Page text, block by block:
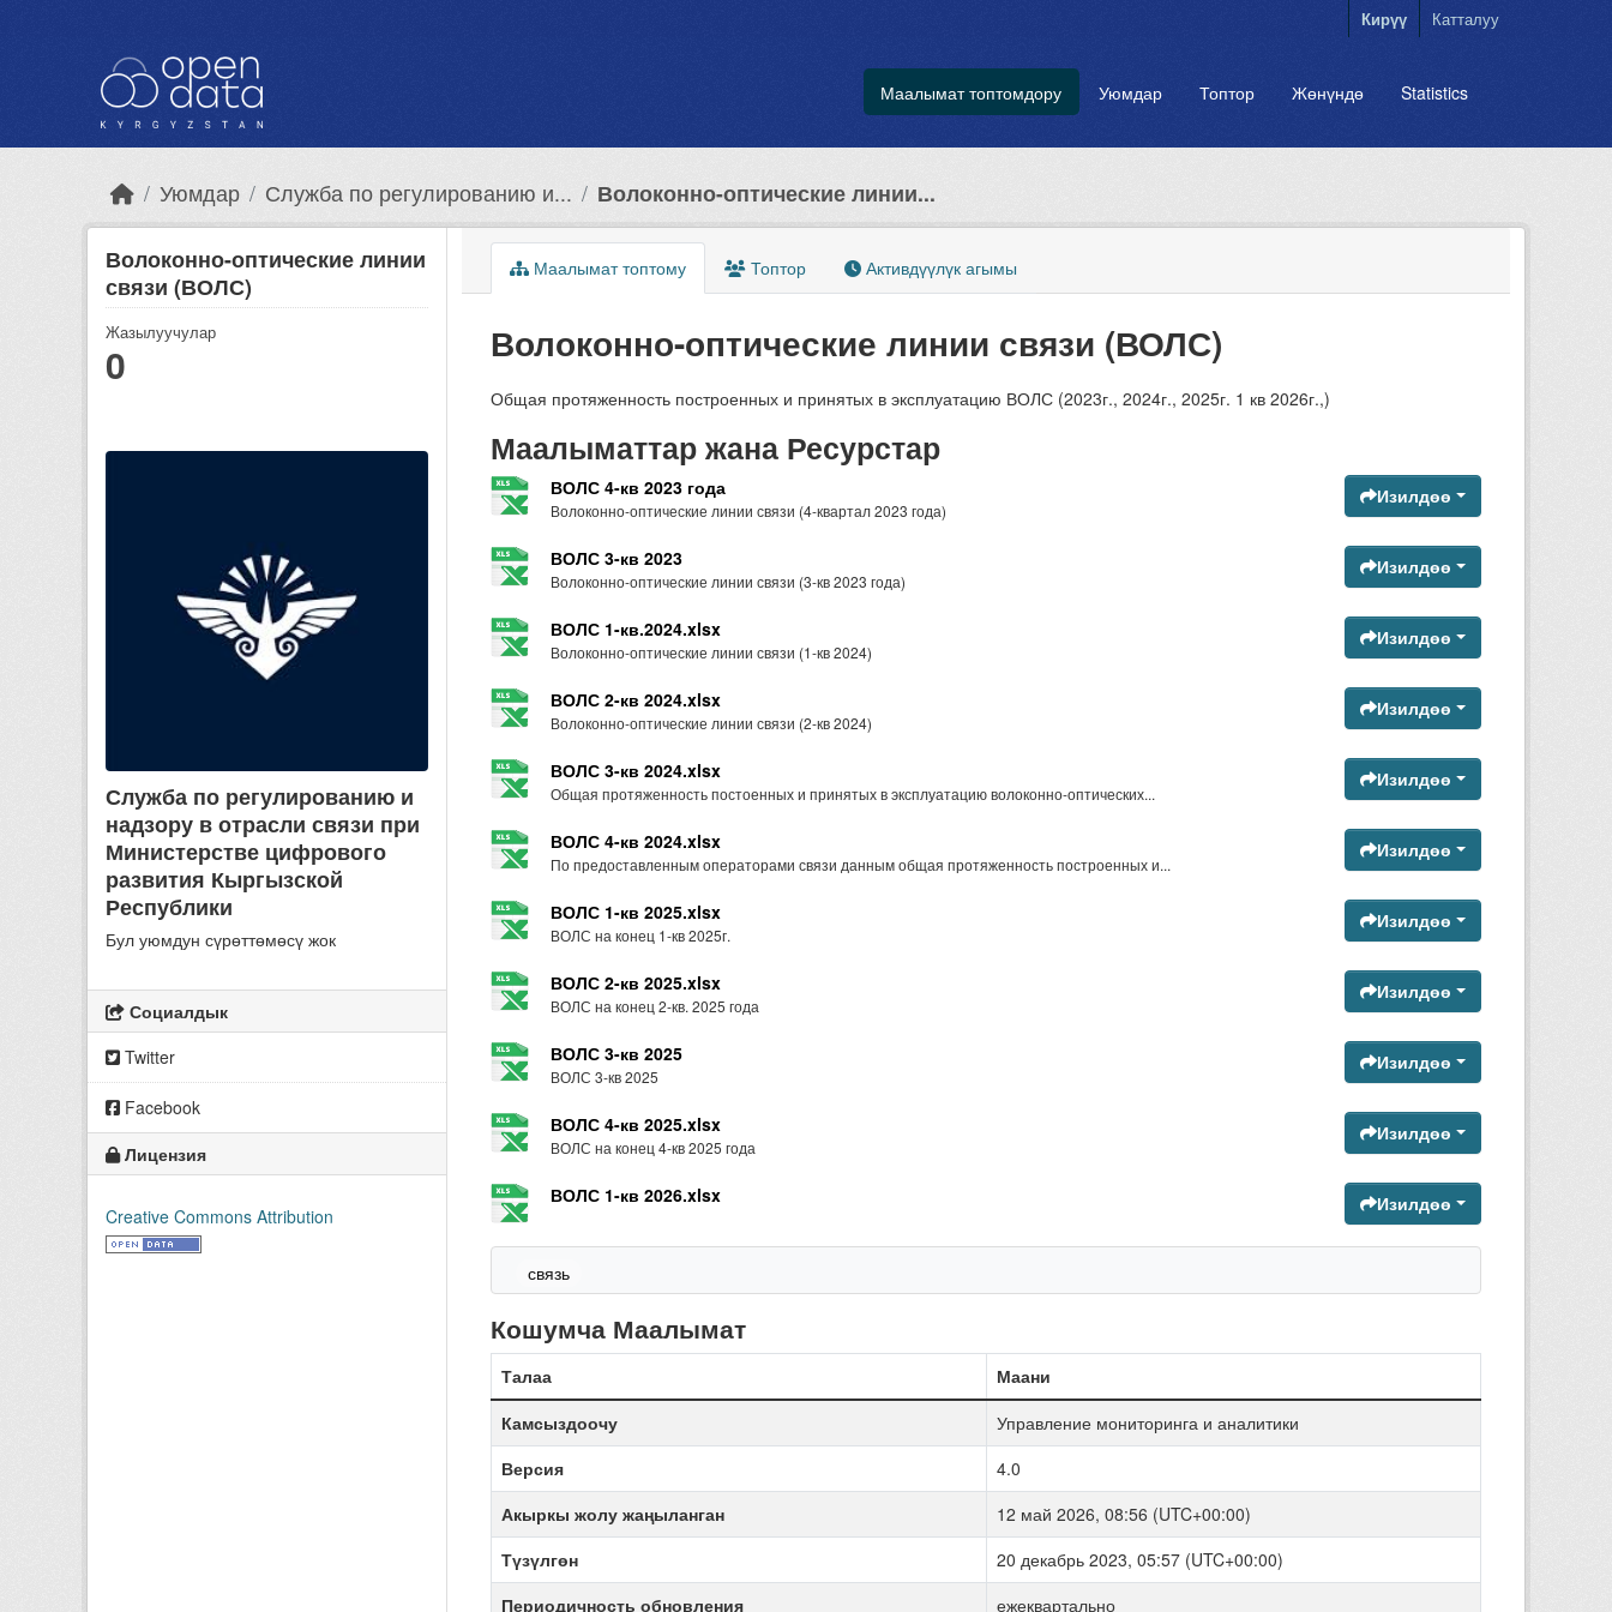
Кирүү Катталуу
Маалымат топтомдору Уюмдар Топтор Жөнүндө Statistics
Уюмдар Служба по регулированию и... Волоконно-оптические линии...
Волоконно-оптические линии
связи (ВОЛС)
Жазылуучулар
0
Служба по регулированию и
надзору в отрасли связи при
Министерстве цифрового
развития Кыргызской
Республики
Бул уюмдун сүрөттөмөсү жок
Социалдык
Twitter
Facebook
Лицензия
Creative Commons Attribution
Маалымат топтому Топтор Активдүүлүк агымы
Волоконно-оптические линии связи (ВОЛС)
Общая протяженность построенных и принятых в эксплуатацию ВОЛС (2023г., 2024г., 2025г. 1 кв 2026г.,)
Маалыматтар жана Ресурстар
ВОЛС 4-кв 2023 года
Волоконно-оптические линии связи (4-квартал 2023 года)
Изилдөө
ВОЛС 3-кв 2023
Волоконно-оптические линии связи (3-кв 2023 года)
Изилдөө
ВОЛС 1-кв.2024.xlsx
Волоконно-оптические линии связи (1-кв 2024)
Изилдөө
ВОЛС 2-кв 2024.xlsx
Волоконно-оптические линии связи (2-кв 2024)
Изилдөө
ВОЛС 3-кв 2024.xlsx
Общая протяженность постоенных и принятых в эксплуатацию волоконно-оптических...
Изилдөө
ВОЛС 4-кв 2024.xlsx
По предоставленным операторами связи данным общая протяженность построенных и...
Изилдөө
ВОЛС 1-кв 2025.xlsx
ВОЛС на конец 1-кв 2025г.
Изилдөө
ВОЛС 2-кв 2025.xlsx
ВОЛС на конец 2-кв. 2025 года
Изилдөө
ВОЛС 3-кв 2025
ВОЛС 3-кв 2025
Изилдөө
ВОЛС 4-кв 2025.xlsx
ВОЛС на конец 4-кв 2025 года
Изилдөө
ВОЛС 1-кв 2026.xlsx Изилдөө
связь
Кошумча Маалымат
Талаа
Маани
Камсыздоочу
Управление мониторинга и аналитики
Версия
4.0
Акыркы жолу жаңыланган
12 май 2026, 08:56 (UTC+00:00)
Түзүлгөн
20 декабрь 2023, 05:57 (UTC+00:00)
Периодичность обновления
ежеквартально